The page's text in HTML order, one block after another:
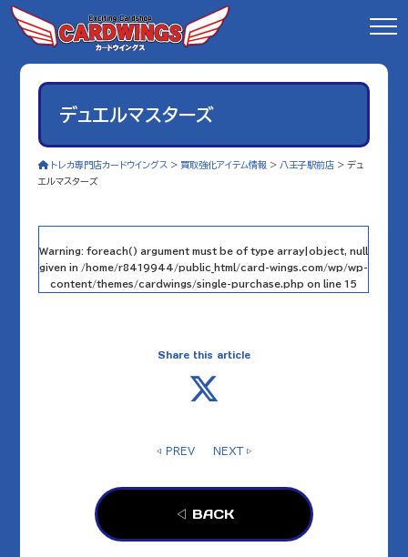
デュエルマスターズ
トレカ専門店カードウイングス > 買取強化アイテム情報 > 八王子駅前店 >デュ
エルマスターズ
Warning: foreach() argument must be of type array|object, null
given in /home/r8419944/public_html/card-wings.com/wp/wp-
content/themes/cardwings/single-purchase.php on line15
Share this article
◁ PREV NEXT ▷
◁ BACK